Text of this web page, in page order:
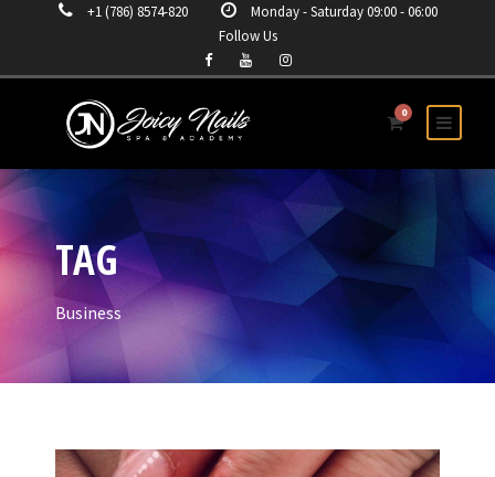
+1 (786) 8574-820
Monday - Saturday 09:00 - 06:00
Follow Us
0
TAG
Business